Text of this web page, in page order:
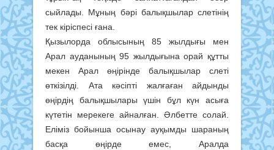
сыйлады. Мұның бәрі балықшылар слетінің
тек кіріспесі ғана.
Қызылорда облысының 85 жылдығы мен
Арал ауданының 95 жылдығына орай құтты
мекен Арал өңірінде балықшылар слеті
өткізілді. Ата кәсіпті жалғаған айдынды
өңірдің балықшылары үшін бұл күн асыға
күтетін мерекеге айналған. Әлбетте солай.
Еліміз бойынша осынау ауқымды шараның
басқа өңірде емес, Аралда